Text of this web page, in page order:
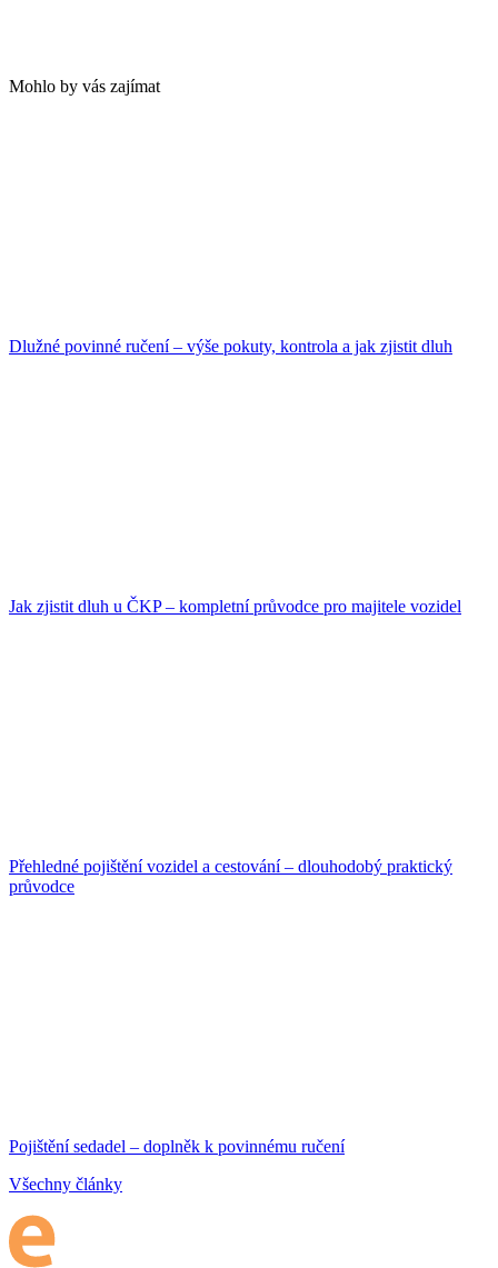
Mohlo by vás zajímat
Dlužné povinné ručení – výše pokuty, kontrola a jak zjistit dluh
Jak zjistit dluh u ČKP – kompletní průvodce pro majitele vozidel
Přehledné pojištění vozidel a cestování – dlouhodobý praktický
průvodce
Pojištění sedadel – doplněk k povinnému ručení
Všechny články